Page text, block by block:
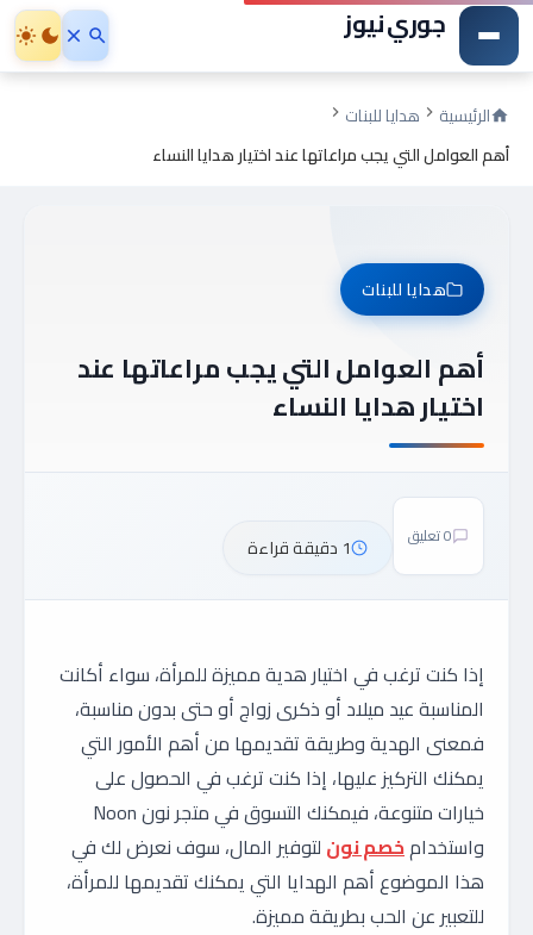
جوري نيوز
الرئيسية
هدايا للبنات
أهم العوامل التي يجب مراعاتها عند اختيار هدايا النساء
هدايا للبنات
أهم العوامل التي يجب مراعاتها عند
اختيار هدايا النساء
0 تعليق 1 دقيقة قراءة
إذا كنت ترغب في اختيار هدية مميزة للمرأة، سواء أكانت
المناسبة عيد ميلاد أو ذكرى زواج أو حتى بدون مناسبة،
فمعنى الهدية وطريقة تقديمها من أهم الأمور التي
يمكنك التركيز عليها، إذا كنت ترغب في الحصول على
خيارات متنوعة، فيمكنك التسوق في متجر نون Noon
واستخدامخصم نون لتوفير المال، سوف نعرض لك في
هذا الموضوع أهم الهدايا التي يمكنك تقديمها للمرأة،
للتعبير عن الحب بطريقة مميزة.